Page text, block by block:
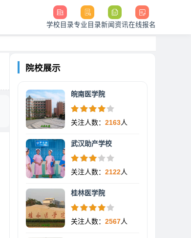
学校目录专业目录新闻资讯在线报名
院校展示
皖南医学院
关注人数： 2163人
武汉助产学校
关注人数： 2122人
桂林医学院
关注人数： 2567人